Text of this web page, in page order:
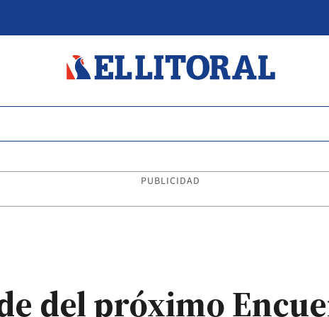
PUBLICIDAD
del próximo